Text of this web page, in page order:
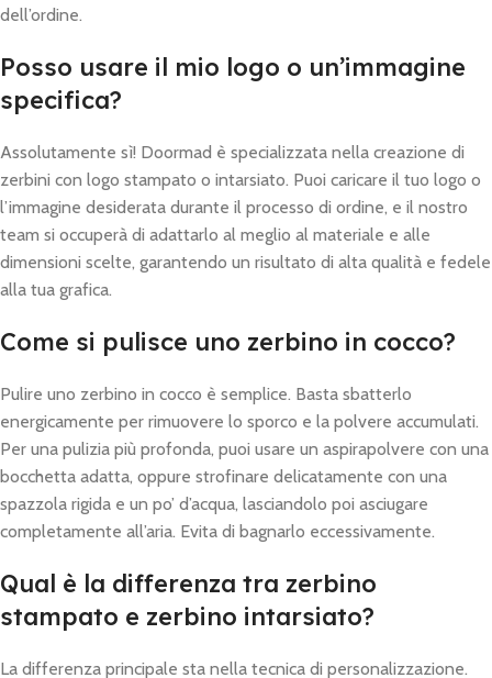
dell’ordine.
Posso usare il mio logo o un’immagine
specifica?
Assolutamente sì! Doormad è specializzata nella creazione di
zerbini con logo stampato o intarsiato. Puoi caricare il tuo logo o
l’immagine desiderata durante il processo di ordine, e il nostro
team si occuperà di adattarlo al meglio al materiale e alle
dimensioni scelte, garantendo un risultato di alta qualità e fedele
alla tua grafica.
Come si pulisce uno zerbino in cocco?
Pulire uno zerbino in cocco è semplice. Basta sbatterlo
energicamente per rimuovere lo sporco e la polvere accumulati.
Per una pulizia più profonda, puoi usare un aspirapolvere con una
bocchetta adatta, oppure strofinare delicatamente con una
spazzola rigida e un po’ d’acqua, lasciandolo poi asciugare
completamente all’aria. Evita di bagnarlo eccessivamente.
Qual è la differenza tra zerbino
stampato e zerbino intarsiato?
La differenza principale sta nella tecnica di personalizzazione.